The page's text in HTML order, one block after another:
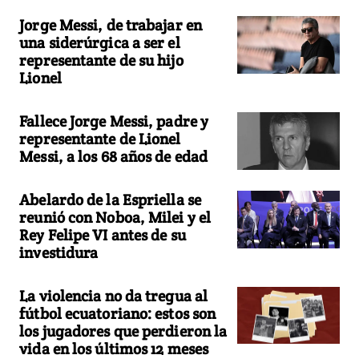
Jorge Messi, de trabajar en
una siderúrgica a ser el
representante de su hijo
Lionel
Fallece Jorge Messi, padre y
representante de Lionel
Messi, a los 68 años de edad
Abelardo de la Espriella se
reunió con Noboa, Milei y el
Rey Felipe VI antes de su
investidura
La violencia no da tregua al
fútbol ecuatoriano: estos son
los jugadores que perdieron la
vida en los últimos 12 meses